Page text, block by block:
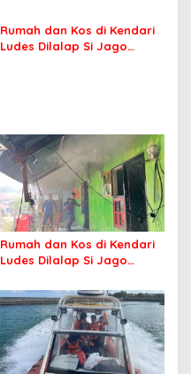
Rumah dan Kos di Kendari
Ludes Dilalap Si Jago
Rumah dan Kos di Kendari
Ludes Dilalap Si Jago